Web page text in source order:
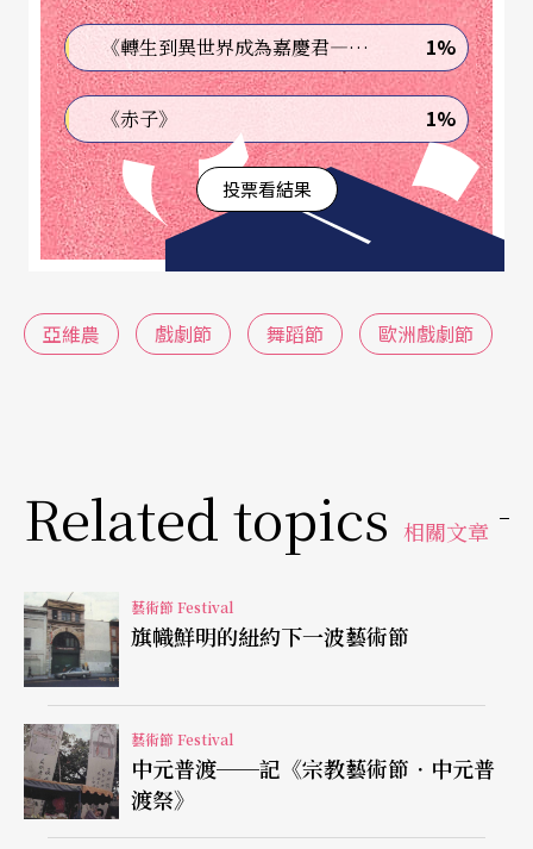
員的節慶──有四所法國戲劇藝術學校的學生將在
這個節慶呈現他們最優秀的工作成果。這也是一次
關於「黑暗」的出色展覽──來自歐洲各地的編舞
者、造型藝術家和演員將在這個節慶致力於讓觀眾
進入一個「無色的王國」，在那兒淸洗他們的心
靈，爲他們「驅魔」……
●此外，亞維農的舞蹈節將與戲劇節同時舉行。
蹈團將演出三齣傑作，向俄羅斯芭蕾舞團致敬：
《滑稽表演》、《玫瑰幽靈》和《婚禮》。
在新作方面，Jean-Francois Dur-oure所編的舞碼
將在修道院的廻廊和內院中演出，而Michel Hallet-
Eghayan所編的《喀哈斯坦之歌》無疑將是一齣極
富個人特色的舞碼。
●法國南部的小鎭瑪提格（Mar-tigues），將於七月
《轉生到異世界成為嘉慶君—發現我的祖先是詐騙集團!?》 1%
《赤子》 1%
投票看結果
亞維農 戲劇節 舞蹈節 歐洲戲劇節
Related topics 相關文章
藝術節 Festival
旗幟鮮明的紐約下一波藝術節
藝術節 Festival
中元普渡──記《宗教藝術節．中元普
渡祭》